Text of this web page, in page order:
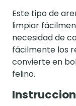
Este tipo de
limpiar
necesidad de
fácilmente los
convierte en
felino.